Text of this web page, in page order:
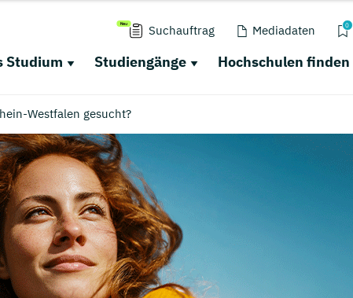
Suchauftrag Mediadaten 0
Studium Studiengänge Hochschulen finden
Westfalen gesucht?